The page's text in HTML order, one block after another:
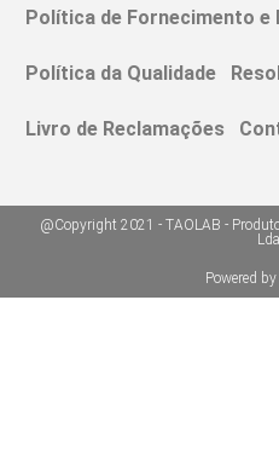
Política de Fornecimento e
Política da Qualidade
Livro de Reclamações
@Copyright 2021 - TAOLAB -
Powered